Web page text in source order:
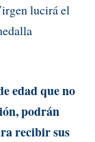
lucirá el
edad que no
podrán
recibir sus